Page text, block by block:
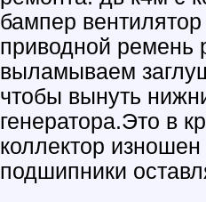
бампер
приводной ремень
выламываем
чтобы вынуть
генератора.Это в
коллектор
подшипники